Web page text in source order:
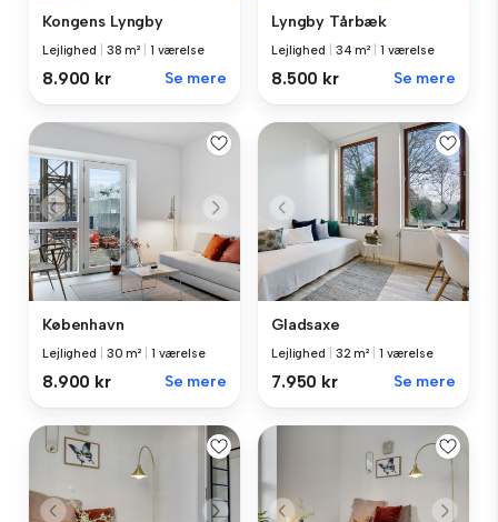
Kongens Lyngby
Lejlighed 38 m² 1 værelse
8.900 kr Se mere
Lyngby Tårbæk
Lejlighed 34 m² 1 værelse
8.500 kr Se mere
København
Lejlighed 30 m² 1 værelse
8.900 kr Se mere
Gladsaxe
Lejlighed 32 m² 1 værelse
7.950 kr Se mere